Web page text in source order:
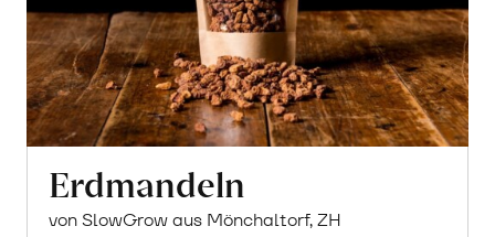
Erdmandeln
von SlowGrow aus Mönchaltorf, ZH